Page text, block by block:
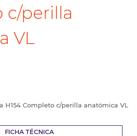
c/perilla
VL
H154 Completo c/perilla anatómica VL
FICHA TÉCNICA